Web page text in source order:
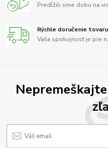
Predĺžili sme dobu na
Rýchle doručenie tovaru
Vaša spokojnosť je pre